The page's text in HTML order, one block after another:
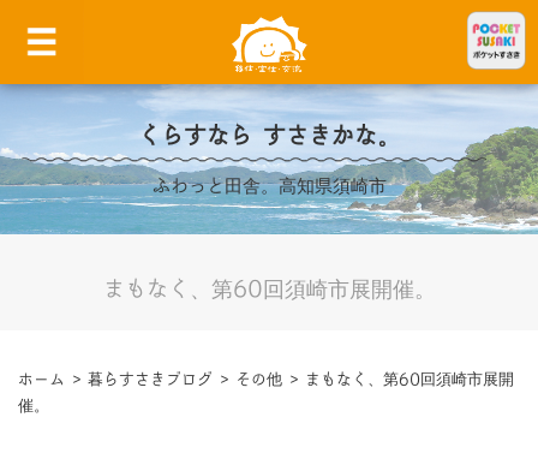
くらすなら すさきかな。
ふわっと田舎。高知県須崎市
まもなく、第60回須崎市展開催。
ホーム > 暮らすさきブログ > その他 > まもなく、第60回須崎市展開
催。